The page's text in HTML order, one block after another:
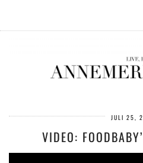
JULI 25,
VIDEO: